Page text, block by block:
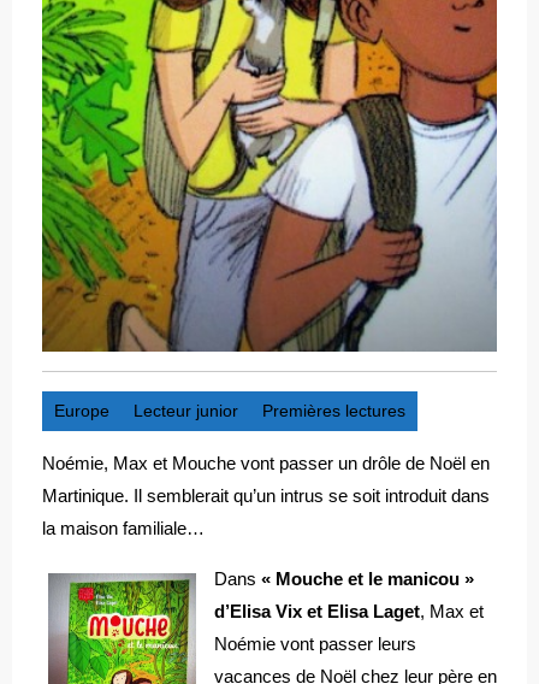
Europe Lecteur junior Premières lectures
Noémie, Max et Mouche vont passer un drôle de Noël en
Martinique. Il semblerait qu’un intrus se soit introduit dans
la maison familiale…
Dans « Mouche et le manicou »
d’Elisa Vix et Elisa Laget, Max et
Noémie vont passer leurs
vacances de Noël chez leur père en